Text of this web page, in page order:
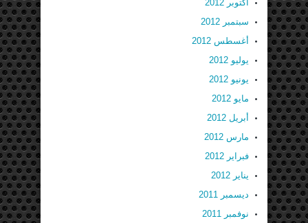
أكتوبر 2012
سبتمبر 2012
أغسطس 2012
يوليو 2012
يونيو 2012
مايو 2012
أبريل 2012
مارس 2012
فبراير 2012
يناير 2012
ديسمبر 2011
نوفمبر 2011